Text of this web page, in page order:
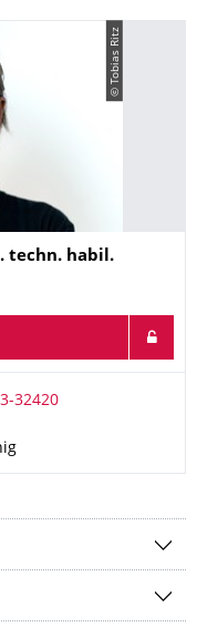
© Tobias Ritz
techn. habil.